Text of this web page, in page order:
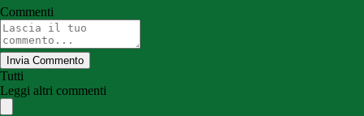
Commenti
Invia Commento
Tutti
Leggi altri commenti